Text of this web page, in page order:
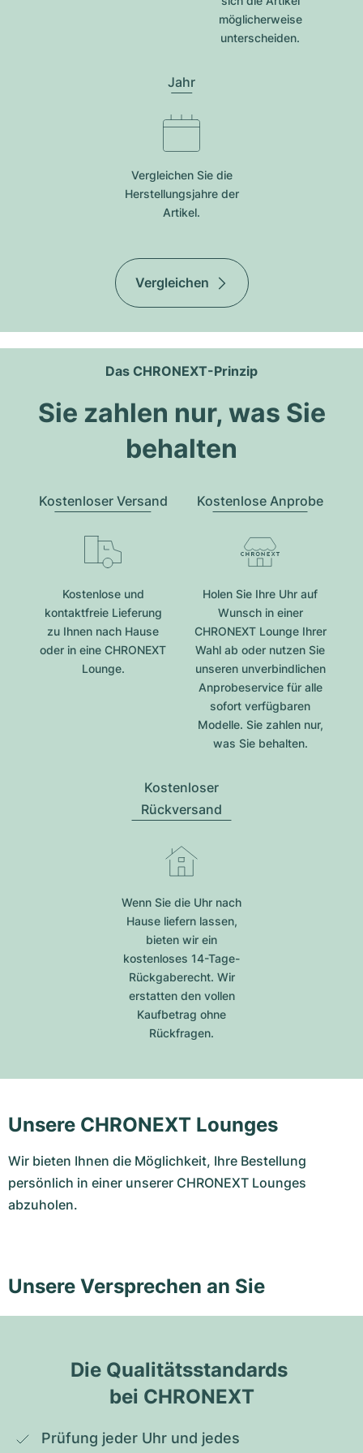
möglicherweise
unterscheiden.
Jahr
Vergleichen Sie die
Herstellungsjahre der
Artikel.
Vergleichen
Das CHRONEXT-Prinzip
Sie zahlen nur, was Sie
behalten
Kostenloser Versand
Kostenlose und
kontaktfreie Lieferung
zu Ihnen nach Hause
oder in eine CHRONEXT
Lounge.
Kostenlose Anprobe
Holen Sie Ihre Uhr auf
Wunsch in einer
CHRONEXT Lounge Ihrer
Wahl ab oder nutzen Sie
unseren unverbindlichen
Anprobeservice für alle
sofort verfügbaren
Modelle. Sie zahlen nur,
was Sie behalten.
Kostenloser
Rückversand
Wenn Sie die Uhr nach
Hause liefern lassen,
bieten wir ein
kostenloses 14-Tage-
Rückgaberecht. Wir
erstatten den vollen
Kaufbetrag ohne
Rückfragen.
Unsere CHRONEXT Lounges
Wir bieten Ihnen die Möglichkeit, Ihre Bestellung
persönlich in einer unserer CHRONEXT Lounges
abzuholen.
Unsere Versprechen an Sie
Die Qualitätsstandards
bei CHRONEXT
Prüfung jeder Uhr und jedes